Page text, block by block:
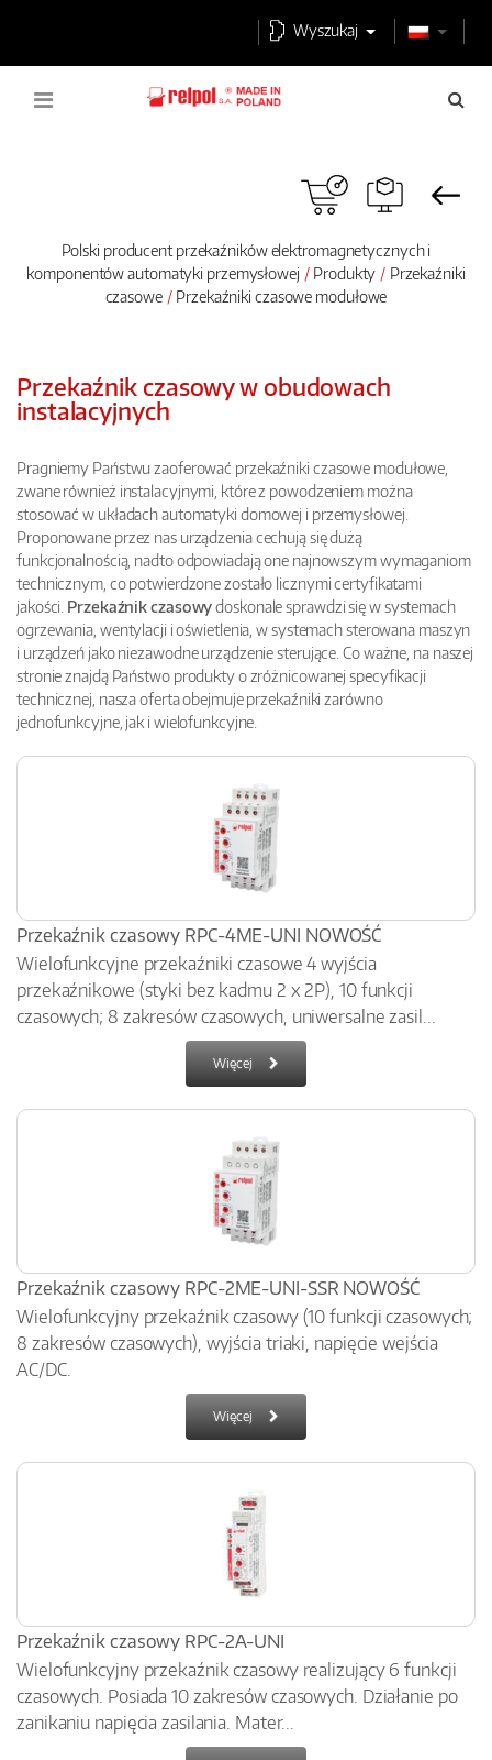
Wyszukaj
Polski producent przekaźników elektromagnetycznych i
komponentów automatyki przemysłowej
Produkty
Przekaźniki
czasowe
Przekaźniki czasowe modułowe
Przekaźnik czasowy w obudowach
instalacyjnych
Pragniemy Państwu zaoferować przekaźniki czasowe modułowe,
zwane również instalacyjnymi, które z powodzeniem można
stosować w układach automatyki domowej i przemysłowej.
Proponowane przez nas urządzenia cechują się dużą
funkcjonalnością, nadto odpowiadają one najnowszym wymaganiom
technicznym, co potwierdzone zostało licznymi certyfikatami
jakości. Przekaźnik czasowydoskonale sprawdzi się w systemach
ogrzewania, wentylacji i oświetlenia, w systemach sterowana maszyn
i urządzeń jako niezawodne urządzenie sterujące. Co ważne, na naszej
stronie znajdą Państwo produkty o zróżnicowanej specyfikacji
technicznej, nasza oferta obejmuje przekaźniki zarówno
jednofunkcyjne, jak i wielofunkcyjne.
Przekaźnik czasowy RPC-4ME-UNI NOWOŚĆ
Wielofunkcyjne przekaźniki czasowe 4 wyjścia
przekaźnikowe (styki bez kadmu 2 x 2P), 10 funkcji
czasowych; 8 zakresów czasowych, uniwersalne zasil...
Więcej
Przekaźnik czasowy RPC-2ME-UNI-SSR NOWOŚĆ
Wielofunkcyjny przekaźnik czasowy (10 funkcji czasowych;
8 zakresów czasowych), wyjścia triaki, napięcie wejścia
AC/DC.
Więcej
Przekaźnik czasowy RPC-2A-UNI
Wielofunkcyjny przekaźnik czasowy realizujący 6 funkcji
czasowych. Posiada 10 zakresów czasowych. Działanie po
zanikaniu napięcia zasilania. Mater...